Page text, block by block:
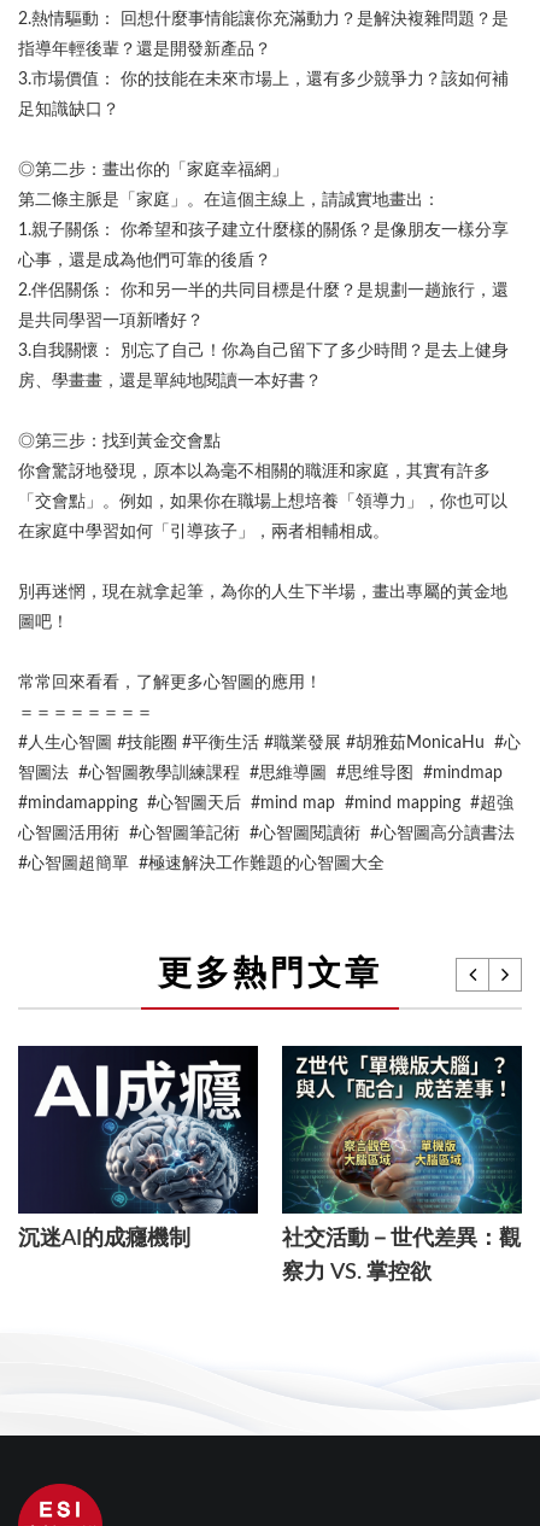
2.熱情驅動： 回想什麼事情能讓你充滿動力？是解決複雜問題？是
指導年輕後輩？還是開發新產品？
3.市場價值： 你的技能在未來市場上，還有多少競爭力？該如何補
足知識缺口？
◎第二步：畫出你的「家庭幸福網」
第二條主脈是「家庭」。在這個主線上，請誠實地畫出：
1.親子關係： 你希望和孩子建立什麼樣的關係？是像朋友一樣分享
心事，還是成為他們可靠的後盾？
2.伴侶關係： 你和另一半的共同目標是什麼？是規劃一趟旅行，還
是共同學習一項新嗜好？
3.自我關懷： 別忘了自己！你為自己留下了多少時間？是去上健身
房、學畫畫，還是單純地閱讀一本好書？
◎第三步：找到黃金交會點
你會驚訝地發現，原本以為毫不相關的職涯和家庭，其實有許多
「交會點」。例如，如果你在職場上想培養「領導力」，你也可以
在家庭中學習如何「引導孩子」，兩者相輔相成。
別再迷惘，現在就拿起筆，為你的人生下半場，畫出專屬的黃金地
圖吧！
常常回來看看，了解更多心智圖的應用！
＝＝＝＝＝＝＝＝
#人生心智圖 #技能圈 #平衡生活 #職業發展 #胡雅茹MonicaHu #心
智圖法 #心智圖教學訓練課程 #思維導圖 #思维导图 #mindmap
#mindamapping #心智圖天后 #mind map #mind mapping #超強
心智圖活用術 #心智圖筆記術 #心智圖閱讀術 #心智圖高分讀書法
#心智圖超簡單 #極速解決工作難題的心智圖大全
更多熱門文章
沉迷AI的成癮機制
社交活動－世代差異：觀
察力 VS. 掌控欲